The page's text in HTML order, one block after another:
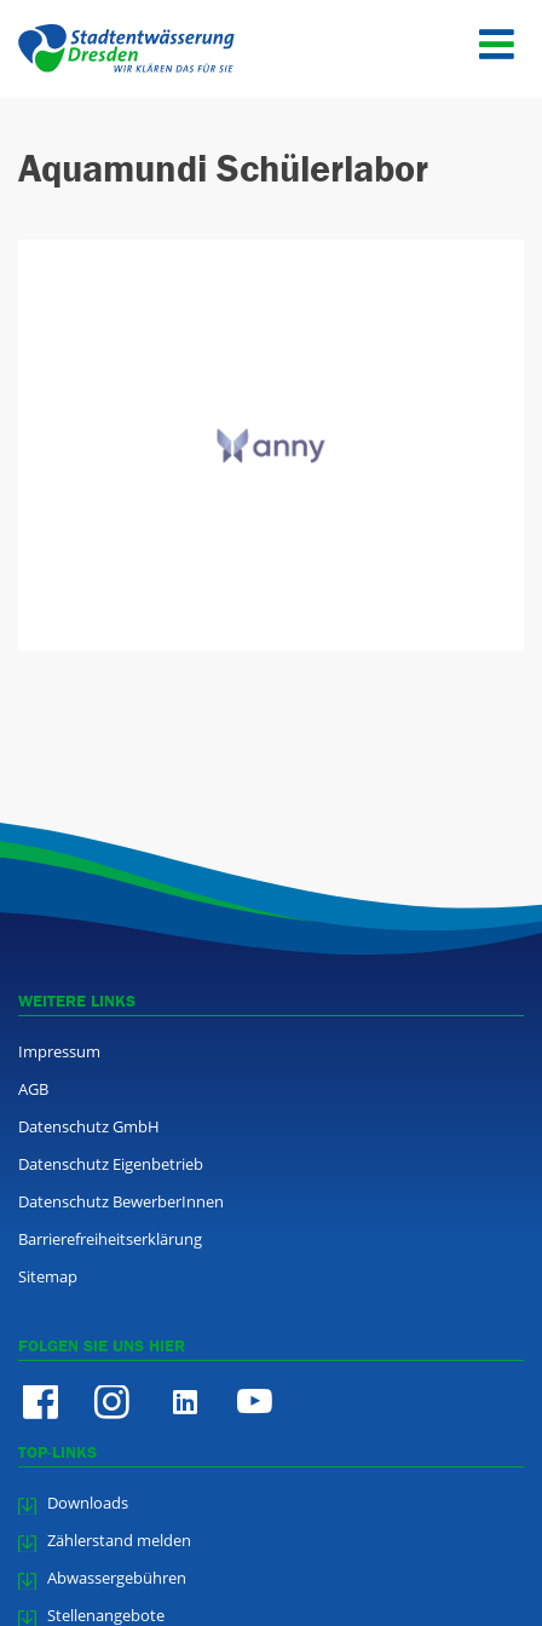
Aquamundi Schülerlabor
WEITERE LINKS
Impressum
AGB
Datenschutz GmbH
Datenschutz Eigenbetrieb
Datenschutz BewerberInnen
Barrierefreiheitserklärung
Sitemap
FOLGEN SIE UNS HIER
TOP-LINKS
Downloads
Zählerstand melden
Abwassergebühren
Stellenangebote